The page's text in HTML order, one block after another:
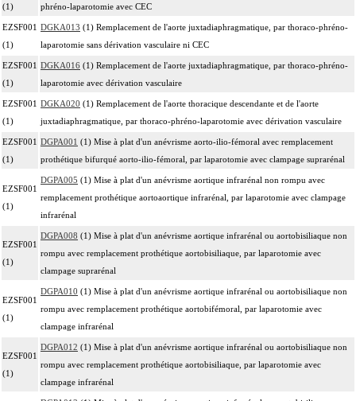
(1)
phréno-laparotomie avec CEC
EZSF001
(1)
DGKA013 (1) Remplacement de l'aorte juxtadiaphragmatique, par thoraco-phréno-
laparotomie sans dérivation vasculaire ni CEC
EZSF001
(1)
DGKA016 (1) Remplacement de l'aorte juxtadiaphragmatique, par thoraco-phréno-
laparotomie avec dérivation vasculaire
EZSF001
(1)
DGKA020 (1) Remplacement de l'aorte thoracique descendante et de l'aorte
juxtadiaphragmatique, par thoraco-phréno-laparotomie avec dérivation vasculaire
EZSF001
(1)
DGPA001 (1) Mise à plat d'un anévrisme aorto-ilio-fémoral avec remplacement
prothétique bifurqué aorto-ilio-fémoral, par laparotomie avec clampage suprarénal
EZSF001
(1)
DGPA005 (1) Mise à plat d'un anévrisme aortique infrarénal non rompu avec
remplacement prothétique aortoaortique infrarénal, par laparotomie avec clampage
infrarénal
EZSF001
(1)
DGPA008 (1) Mise à plat d'un anévrisme aortique infrarénal ou aortobisiliaque non
rompu avec remplacement prothétique aortobisiliaque, par laparotomie avec
clampage suprarénal
EZSF001
(1)
DGPA010 (1) Mise à plat d'un anévrisme aortique infrarénal ou aortobisiliaque non
rompu avec remplacement prothétique aortobifémoral, par laparotomie avec
clampage infrarénal
EZSF001
(1)
DGPA012 (1) Mise à plat d'un anévrisme aortique infrarénal ou aortobisiliaque non
rompu avec remplacement prothétique aortobisiliaque, par laparotomie avec
clampage infrarénal